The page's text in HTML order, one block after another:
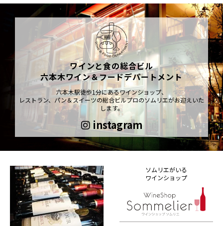
ワインと食の総合ビル
六本木ワイン＆フードデパートメント
六本木駅徒歩1分にあるワインショップ、
レストラン、パン＆スイーツの総合ビルプロのソムリエがお迎えいた
します。
instagram
ソムリエがいる
ワインショップ